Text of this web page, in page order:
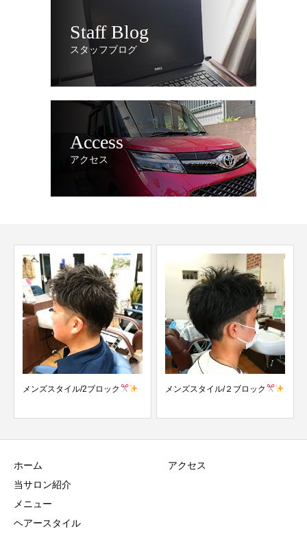
Staff Blog
スタッフブログ
Access
アクセス
/2ブロック メンズスタイル/２ブロック
メンズスタイル/パ
ホーム
当サロン紹介
メニュー
ヘアースタイル
アクセス